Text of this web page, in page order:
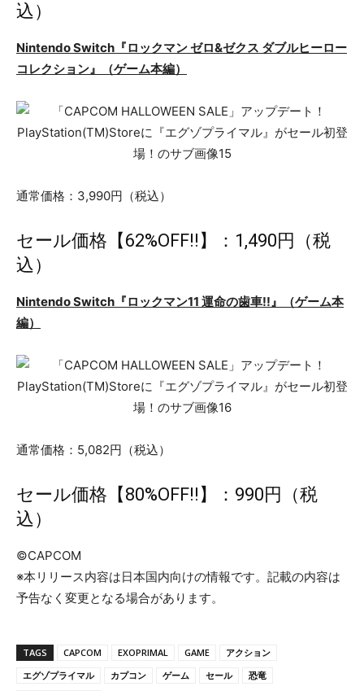
込）
Nintendo Switch『ロックマン ゼロ&ゼクス ダブルヒーロー
コレクション』（ゲーム本編）
通常価格：3,990円（税込）
セール価格【62%OFF!!】：1,490円（税
込）
Nintendo Switch『ロックマン11 運命の歯車!!』（ゲーム本
編）
通常価格：5,082円（税込）
セール価格【80%OFF!!】：990円（税
込）
©CAPCOM
※本リリース内容は日本国内向けの情報です。記載の内容は
予告なく変更となる場合があります。
TAGS CAPCOM EXOPRIMAL GAME
アクション
エグゾプライマル
カプコン ゲーム セール
恐竜